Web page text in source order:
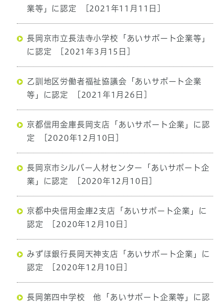
業等」に認定
[2021年11月11日]
長岡京市立長法寺小学校「あいサポート企業等」
に認定
[2021年3月15日]
乙訓地区労働者福祉協議会「あいサポート企業
等」に認定
[2021年1月26日]
京都信用金庫長岡支店「あいサポート企業」に認
定
[2020年12月10日]
長岡京市シルバー人材センター「あいサポート企
業」に認定
[2020年12月10日]
京都中央信用金庫2支店「あいサポート企業」に
認定
[2020年12月10日]
みずほ銀行長岡天神支店「あいサポート企業」に
認定
[2020年12月10日]
長岡第四中学校 他「あいサポート企業等」に認